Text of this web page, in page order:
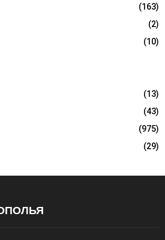
(163)
(2)
(10)
(13)
(43)
(975)
(29)